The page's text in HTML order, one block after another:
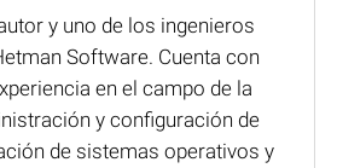
y uno de los ingenieros
Software. Cuenta con
en el campo de la
y configuración de
de sistemas operativos y